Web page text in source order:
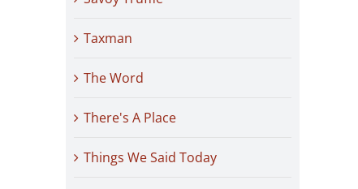
Taxman
The Word
There's A Place
Things We Said Today